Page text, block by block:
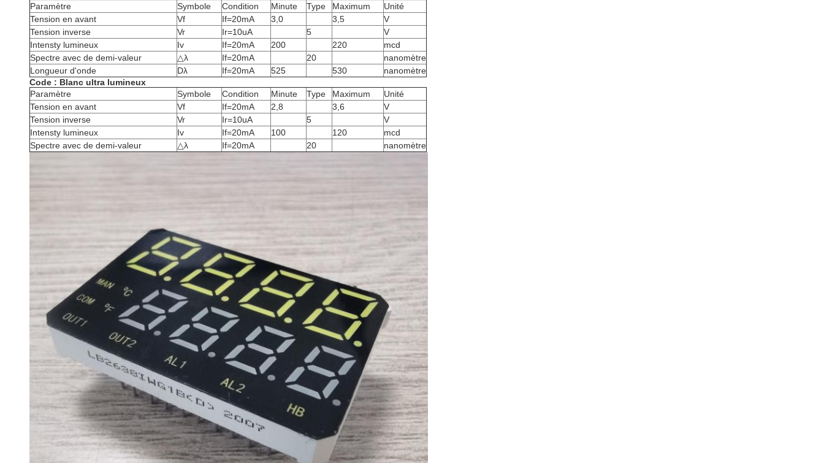
Paramètre
Symbole Condition Minute Type Maximum
Unité
Tension en avant
Vf If=20mA 3,0 3,5
V
Tension inverse
Vr Ir=10uA 5
V
Intensty lumineux
Iv If=20mA 200 220
mcd
Spectre avec de demi-valeur
△λ If=20mA 20
nanomètre
Longueur d'onde
Dλ If=20mA 525 530
nanomètre
Code : Blanc ultra lumineux
Paramètre
Symbole Condition Minute Type Maximum
Unité
Tension en avant
Vf If=20mA 2,8 3,6
V
Tension inverse
Vr Ir=10uA 5
V
Intensty lumineux
Iv If=20mA 100 120
mcd
Spectre avec de demi-valeur
△λ If=20mA 20 nanomètre